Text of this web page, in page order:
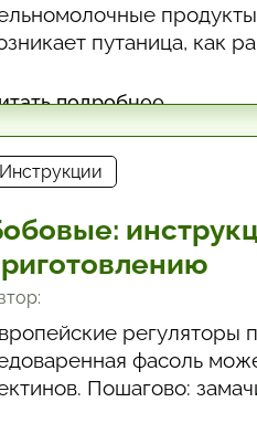
путаница, как
в сырах (соль).
подробнее
Инструкции
регуляторы
фасоль
Пошагово: